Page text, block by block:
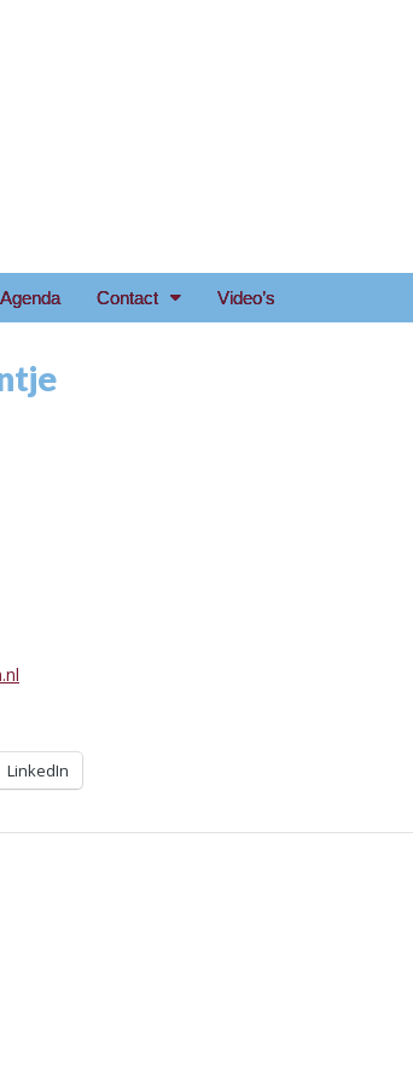
Arnhem e.o.
Agenda Contact Video’s
LinkedIn